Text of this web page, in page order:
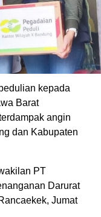
kepada
Barat
angin
dan Kabupaten
PT
Darurat
Jumat